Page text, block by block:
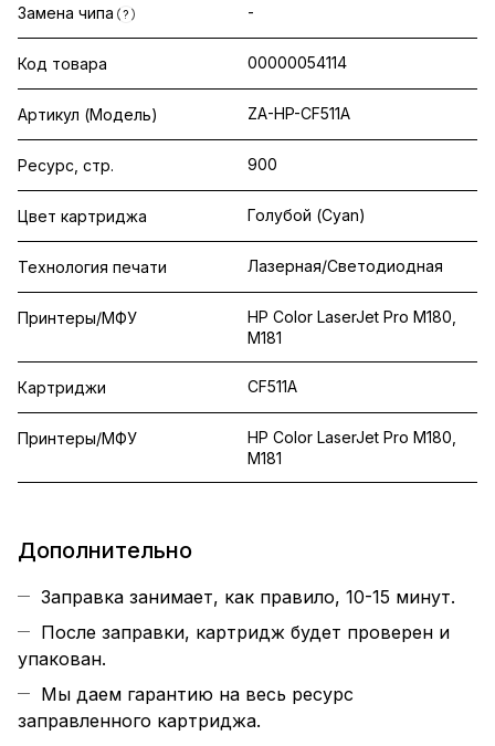
Замена чипа ? -
Код товара 00000054114
Артикул (Модель) ZA-HP-CF511A
Ресурс, стр. 900
Цвет картриджа Голубой (Cyan)
Технология печати Лазерная/Светодиодная
Принтеры/МФУ
HP Color LaserJet Pro M180,
M181
Картриджи CF511A
Принтеры/МФУ
HP Color LaserJet Pro M180,
M181
Дополнительно
Заправка занимает, как правило, 10-15 минут.
После заправки, картридж будет проверен и
упакован.
Мы даем гарантию на весь ресурс
заправленного картриджа.